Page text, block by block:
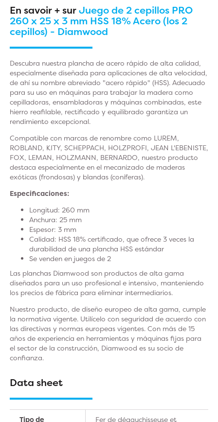
En savoir + surJuego de 2 cepillos PRO
260 x 25 x 3 mm HSS 18% Acero (los 2
cepillos) - Diamwood
Descubra nuestra plancha de acero rápido de alta calidad,
especialmente diseñada para aplicaciones de alta velocidad,
de ahí su nombre abreviado "acero rápido" (HSS). Adecuado
para su uso en máquinas para trabajar la madera como
cepilladoras, ensambladoras y máquinas combinadas, este
hierro reafilable, rectificado y equilibrado garantiza un
rendimiento excepcional.
Compatible con marcas de renombre como LUREM,
ROBLAND, KITY, SCHEPPACH, HOLZPROFI, JEAN L'EBENISTE,
FOX, LEMAN, HOLZMANN, BERNARDO, nuestro producto
destaca especialmente en el mecanizado de maderas
exóticas (frondosas) y blandas (coníferas).
Especificaciones:
Longitud: 260 mm
Anchura: 25 mm
Espesor: 3 mm
Calidad: HSS 18% certificado, que ofrece 3 veces la
durabilidad de una plancha HSS estándar
Se venden en juegos de 2
Las planchas Diamwood son productos de alta gama
diseñados para un uso profesional e intensivo, manteniendo
los precios de fábrica para eliminar intermediarios.
Nuestro producto, de diseño europeo de alta gama, cumple
la normativa vigente. Utilícelo con seguridad de acuerdo con
las directivas y normas europeas vigentes. Con más de 15
años de experiencia en herramientas y máquinas fijas para
el sector de la construcción, Diamwood es su socio de
confianza.
Data sheet
Tipo de Fer de dégauchisseuse et